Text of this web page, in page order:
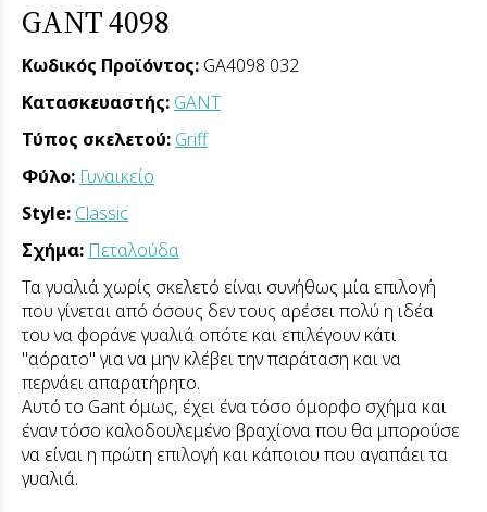
GANT 4098
Κωδικός Προϊόντος: GA4098 032
Κατασκευαστής: GANT
Τύπος σκελετού: Griff
Φύλο: Γυναικείο
Style: Classic
Σχήμα: Πεταλούδα
Τα γυαλιά χωρίς σκελετό είναι συνήθως μία επιλογή
που γίνεται από όσους δεν τους αρέσει πολύ η ιδέα
του να φοράνε γυαλιά οπότε και επιλέγουν κάτι
"αόρατο" για να μην κλέβει την παράταση και να
περνάει απαρατήρητο.
Αυτό το Gant όμως, έχει ένα τόσο όμορφο σχήμα και
έναν τόσο καλοδουλεμένο βραχίονα που θα μπορούσε
να είναι η πρώτη επιλογή και κάποιου που αγαπάει τα
γυαλιά.